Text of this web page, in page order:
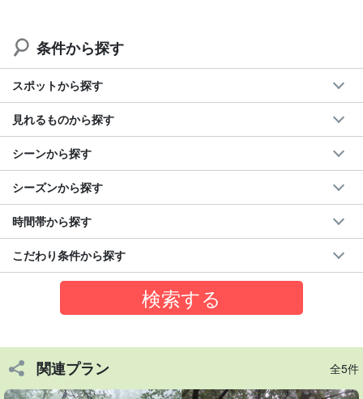
◆女性ガイドによる貸切ツアー
◆4歳～参加OK！初心者にも安心の登山道
◆ガイド同行で屋久島の自然や背景を学べる
◆3時間コースに屋久杉・苔・渓流など見どころが凝縮
◆縄文杉まで行かなくても、屋久島の「時間の深さ」を体感
条件から探す
スポットから探す
見れるものから探す
シーンから探す
シーズンから探す
時間帯から探す
こだわり条件から探す
関連プラン 全5件